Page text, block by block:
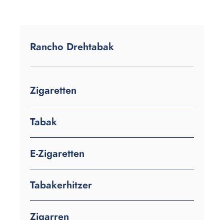
Rancho Drehtabak
Zigaretten
Tabak
E-Zigaretten
Tabakerhitzer
Zigarren